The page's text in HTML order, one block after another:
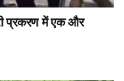
प्रकरण में एक और